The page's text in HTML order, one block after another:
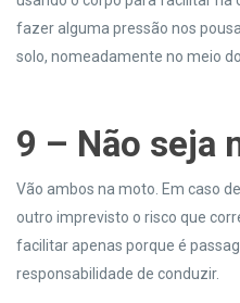
fazer alguma pressão nos
solo, nomeadamente no meio
9 – Não seja
Vão ambos na moto. Em caso
outro imprevisto o risco que
facilitar apenas porque é
responsabilidade de conduzir.